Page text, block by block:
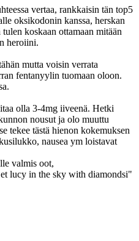
vertaa, rankkaisin tän top5
oksikodonin kanssa, herskan
koskaan ottamaan mitään
heroiini.
mutta voisin verrata
fentanyylin tuomaan oloon.
olla 3-4mg iiveenä. Hetki
nousut ja olo muuttu
tekee tästä hienon kokemuksen
nausea ym loistavat
valmis oot,
lucy in the sky with diamondsi"